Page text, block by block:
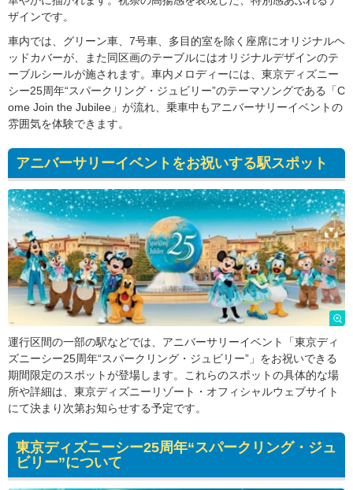
ザインです。
車内では、グリーン車、7号車、多目的室を除く座席にオリジナルヘ
ッドカバーが、また同区画のテーブルにはオリジナルデザインのテ
ーブルシールが施されます。車内メロディーには、東京ディズニー
シー25周年“スパークリング・ジュビリー”のテーマソングである「C
ome Join the Jubilee」が流れ、乗車中もアニバーサリーイベントの
雰囲気を体験できます。
アニバーサリーイベントをお祝いする駅スポット
運行区間の一部の駅などでは、アニバーサリーイベント「東京ディ
ズニーシー25周年“スパークリング・ジュビリー”」をお祝いできる
期間限定のスポットが登場します。これらのスポットの具体的な場
所や詳細は、東京ディズニーリゾート・オフィシャルウェブサイト
にて決まり次第お知らせする予定です。
東京ディズニーシー25周年“スパークリング・ジュ
ビリー”について